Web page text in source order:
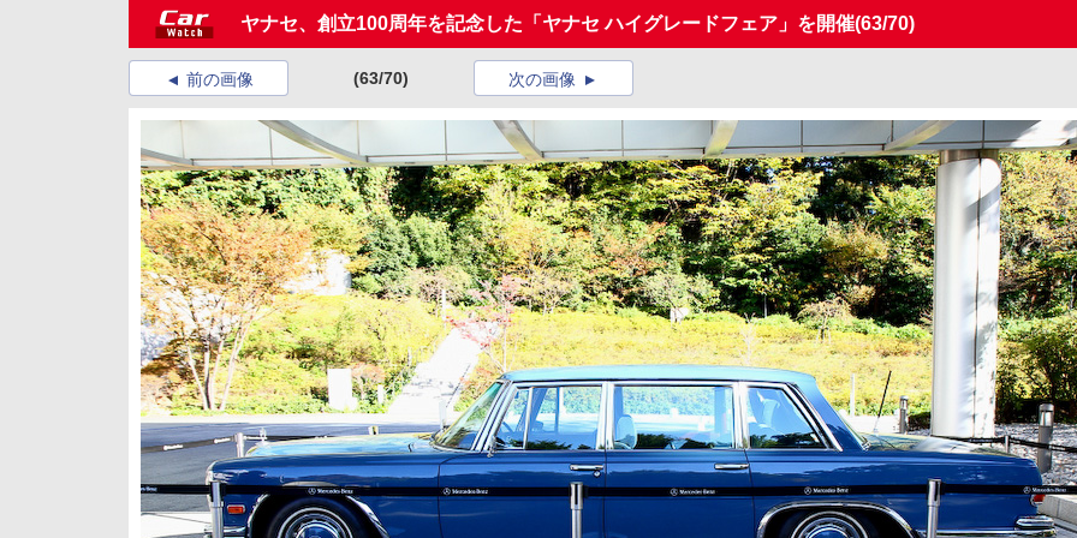
ヤナセ、創立100周年を記念した「ヤナセ ハイグレードフェア」を開催(63/70)
前の画像 (63/70) 次の画像